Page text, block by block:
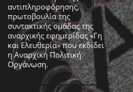
αντιπληροφόρησης,
πρωτοβουλία της
συντακτικής ομάδας της
αναρχικής εφημερίδας «Γη
και Ελευθερία» που εκδίδει
ηΑναρχική Πολιτική
Οργάνωση.